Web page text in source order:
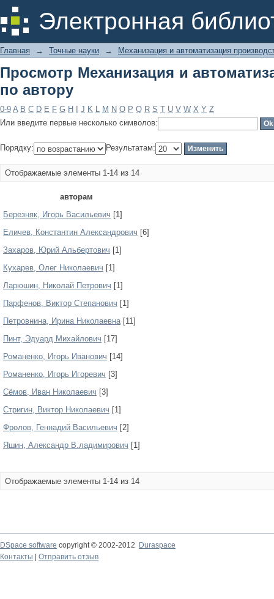
Электронная
Просмотр Механизация и
Главная → Точные науки → Механизация и автоматизация
Просмотр Механизация и
по автору
0-9 A B C D E F G H J K L M N O P Q R S T U V W X Y Z
Или введите первые несколько символов:
Порядку: Результатам:
Отображаемые элементы 1-14 из 14
авторам
Березняк, Игорь Васильевич [1]
Еличев, Константин Александрович [6]
Захаров, Юрий Альбертович [1]
Кухарев, Олег Николаевич [1]
Ларюшин, Николай Петрович [1]
Парфенов, Виктор Степанович [1]
Петровнина, Ирина Николаевна[11]
Пинт, Эдуард Михайлович [17]
Романенко, Игорь Иванович [14]
Романенко, Игорь Игоревич [3]
Сёмов, Иван Николаевич [3]
Стригин, Виктор Николаевич [1]
Фролов, Геннадий Васильевич [2]
Яшин, Александр В.ладимирович [1]
Отображаемые элементы 1-14 из 14
DSpace software copyright © 2002-2012
Duraspace
Контакты
Отправить отзыв